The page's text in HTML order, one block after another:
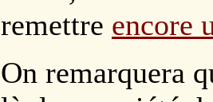
remettre encore
On remarquera